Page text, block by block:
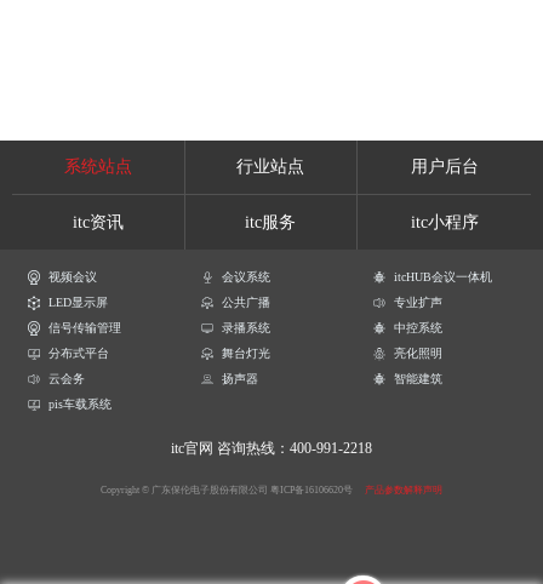
系统站点 行业站点 用户后台
itc资讯 itc服务 itc小程序
视频会议 会议系统
itcHUB会议一体机
LED显示屏
公共广播
专业扩声
信号传输管理
录播系统
中控系统
分布式平台
舞台灯光
亮化照明
云会务
扬声器
智能建筑
pis车载系统
itc官网 咨询热线：400-991-2218
Copyright © 广东保伦电子股份有限公司 粤ICP备16106620号 产品参数解释声明